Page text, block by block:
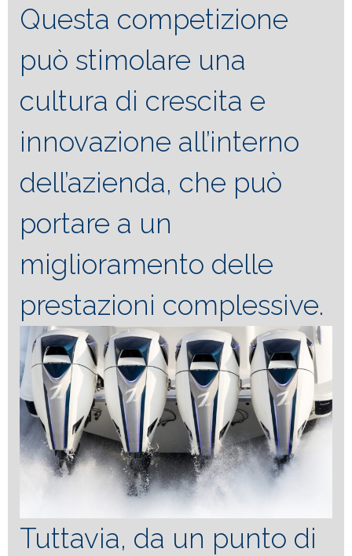
Questa competizione
può stimolare una
cultura di crescita e
innovazione all’interno
dell’azienda, che può
portare a un
miglioramento delle
prestazioni complessive.
Tuttavia, da un punto di